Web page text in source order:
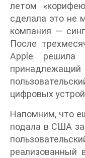
летом
сделала это не
компания —
После
Apple решила
цифровых
Напомним, что
подала в США
реализованный